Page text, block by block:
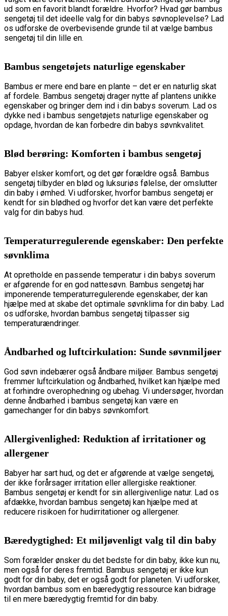
ud som en favorit blandt forældre. Hvorfor? Hvad gør bambus
sengetøj til det ideelle valg for din babys søvnoplevelse? Lad
os udforske de overbevisende grunde til at vælge bambus
sengetøj til din lille en.
Bambus sengetøjets naturlige egenskaber
Bambus er mere end bare en plante – det er en naturlig skat
af fordele. Bambus sengetøj drager nytte af plantens unikke
egenskaber og bringer dem ind i din babys soverum. Lad os
dykke ned i bambus sengetøjets naturlige egenskaber og
opdage, hvordan de kan forbedre din babys søvnkvalitet.
Blød berøring: Komforten i bambus sengetøj
Babyer elsker komfort, og det gør forældre også. Bambus
sengetøj tilbyder en blød og luksuriøs følelse, der omslutter
din baby i ømhed. Vi udforsker, hvorfor bambus sengetøj er
kendt for sin blødhed og hvorfor det kan være det perfekte
valg for din babys hud.
Temperaturregulerende egenskaber: Den perfekte
søvnklima
At opretholde en passende temperatur i din babys soverum
er afgørende for en god nattesøvn. Bambus sengetøj har
imponerende temperaturregulerende egenskaber, der kan
hjælpe med at skabe det optimale søvnklima for din baby. Lad
os udforske, hvordan bambus sengetøj tilpasser sig
temperaturændringer.
Åndbarhed og luftcirkulation: Sunde søvnmiljøer
God søvn indebærer også åndbare miljøer. Bambus sengetøj
fremmer luftcirkulation og åndbarhed, hvilket kan hjælpe med
at forhindre overophedning og ubehag. Vi undersøger, hvordan
denne åndbarhed i bambus sengetøj kan være en
gamechanger for din babys søvnkomfort.
Allergivenlighed: Reduktion af irritationer og
allergener
Babyer har sart hud, og det er afgørende at vælge sengetøj,
der ikke forårsager irritation eller allergiske reaktioner.
Bambus sengetøj er kendt for sin allergivenlige natur. Lad os
afdække, hvordan bambus sengetøj kan hjælpe med at
reducere risikoen for hudirritationer og allergener.
Bæredygtighed: Et miljøvenligt valg til din baby
Som forælder ønsker du det bedste for din baby, ikke kun nu,
men også for deres fremtid. Bambus sengetøj er ikke kun
godt for din baby, det er også godt for planeten. Vi udforsker,
hvordan bambus som en bæredygtig ressource kan bidrage
til en mere bæredygtig fremtid for din baby.